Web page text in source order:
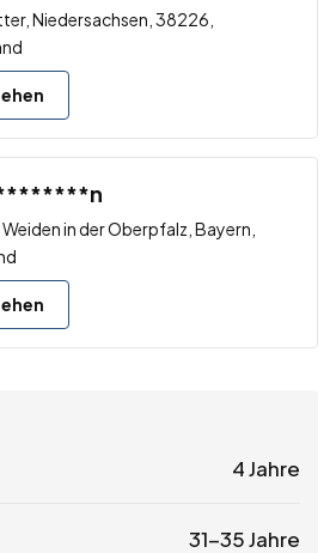
Niedersachsen, 38226,
in der Oberpfalz, Bayern,
4 Jahre
31-35 Jahre